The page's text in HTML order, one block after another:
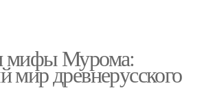
мифы Мурома:
мир древнерусского